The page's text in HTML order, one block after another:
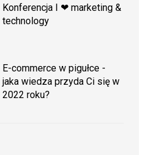
Konferencja I ❤ marketing &
technology
E-commerce w pigułce -
jaka wiedza przyda Ci się w
2022 roku?